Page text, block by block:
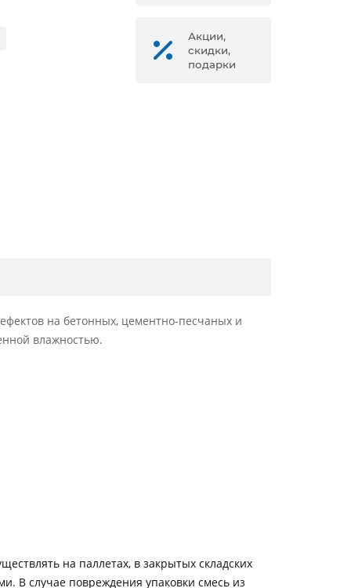
Акции,
скидки,
подарки
на бетонных, цементно-песчаных и
влажностью.
на паллетах, в закрытых складских
В случае повреждения упаковки смесь из